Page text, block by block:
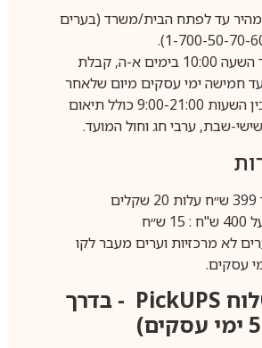
עד לפתח הבית/משרד (בערים
בביצוע הזמנה עד השעה 10:00 בימים א-ה, קבלת
חמישה ימי עסקים מיום שלאחר
ביצוע ההזמנה, בין השעות 9:00-21:00 כולל תיאום
שבת, ערבי חג וחול המועד.
לא מרכזיות וערים מעבר לקו
PickUPS- בדרך